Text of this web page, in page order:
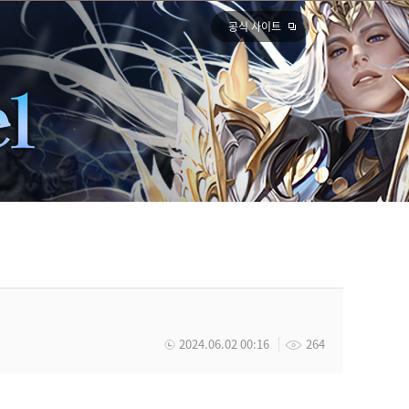
공식 사이트
264
2024.06.02 00:16